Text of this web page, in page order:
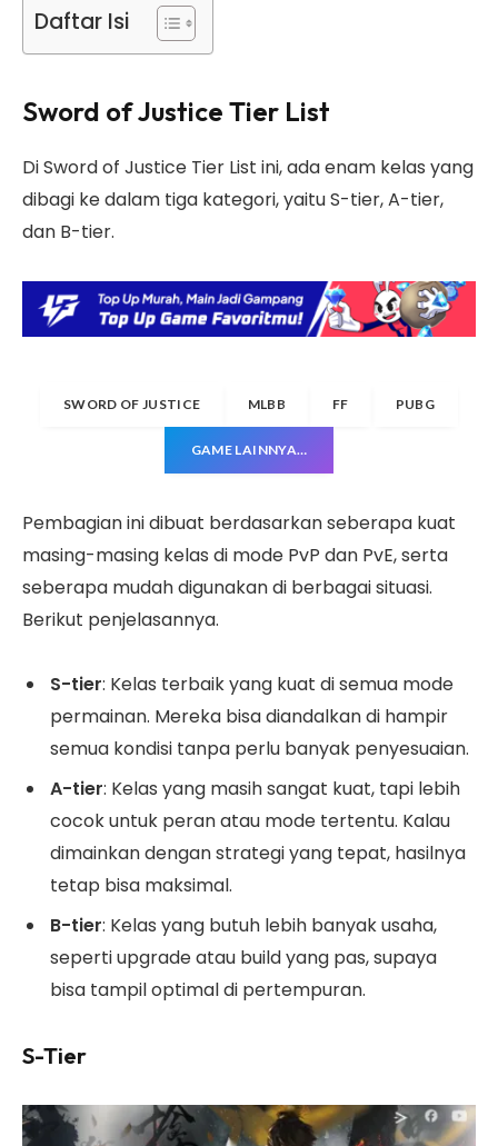
Daftar Isi
Sword of Justice Tier List
Di Sword of Justice Tier List ini, ada enam kelas yang
dibagi ke dalam tiga kategori, yaitu S-tier, A-tier,
dan B-tier.
SWORD OF JUSTICE MLBB FF PUBG
GAME LAINNYA…
Pembagian ini dibuat berdasarkan seberapa kuat
masing-masing kelas di mode PvP dan PvE, serta
seberapa mudah digunakan di berbagai situasi.
Berikut penjelasannya.
S-tier: Kelas terbaik yang kuat di semua mode
permainan. Mereka bisa diandalkan di hampir
semua kondisi tanpa perlu banyak penyesuaian.
A-tier: Kelas yang masih sangat kuat, tapi lebih
cocok untuk peran atau mode tertentu. Kalau
dimainkan dengan strategi yang tepat, hasilnya
tetap bisa maksimal.
B-tier: Kelas yang butuh lebih banyak usaha,
seperti upgrade atau build yang pas, supaya
bisa tampil optimal di pertempuran.
S-Tier